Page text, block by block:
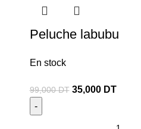
Peluche labubu
En stock
99,000DT 35,000 DT